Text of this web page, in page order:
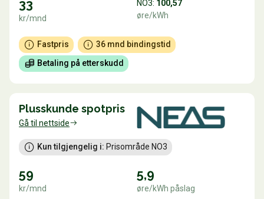
33
kr/mnd
NO3: 100,57
øre/kWh
Fastpris
36 mnd bindingstid
Betaling på etterskudd
Plusskunde spotpris
Gå til nettside
Kun tilgjengelig i: Prisområde NO3
59
kr/mnd
5,9
øre/kWh påslag